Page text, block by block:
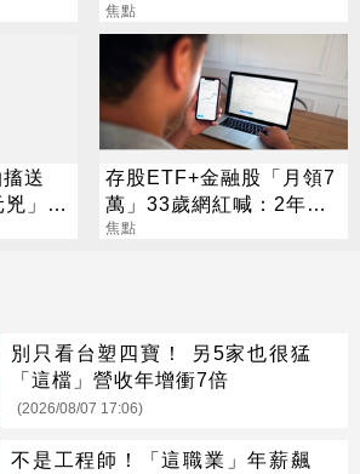
工具」全面管制
焦點
送
」：
存股ETF+金融股「月領7
萬」33歲網紅喊：2年內
要退休
焦點
別只看台塑四寶！ 另5家也很猛
「這檔」營收年增衝7倍
(2026/08/07 17:06)
不是工程師！「這職業」年薪飆